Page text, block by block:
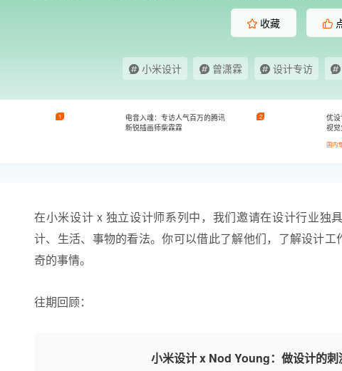
收藏
小米设计 曾潇霖 设计专访
1
电音入魂：专访人气百万的腾讯
新锐插画师柴霖霖
2
优
视
国内
在小米设计 x 独立设计师系列中，我们邀请在设计行业独
计、生活、事物的看法。你可以借此了解他们，了解设计
奇的事情。
往期回顾：
小米设计 x Nod Young：做设计的刺